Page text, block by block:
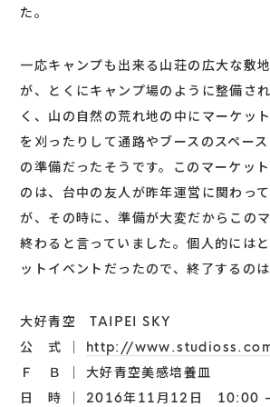
た。
一応キャンプも出来る山荘の広大な敷
が、とくにキャンプ場のように整備さ
く、山の自然の荒れ地の中にマーケッ
を刈ったりして通路やブースのスペー
の準備だったそうです。このマーケッ
のは、台中の友人が昨年運営に関わっ
が、その時に、準備が大変だからこの
終わると言っていました。個人的には
ットイベントだったので、終了するのは
大好青空 TAIPEI SKY
公 式 ｜ http://
Ｆ Ｂ ｜ 大好青空美感培養皿
日 時 ｜ 2016年11月12日 10:00